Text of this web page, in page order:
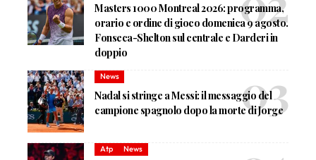
Masters 1000 Montreal 2026: programma,
orario e ordine di gioco domenica 9 agosto.
Fonseca-Shelton sul centrale e Darderi in
doppio
News
Nadal si stringe a Messi: il messaggio del
campione spagnolo dopo la morte di Jorge
Atp News